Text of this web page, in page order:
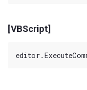
[VBScript]